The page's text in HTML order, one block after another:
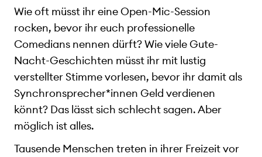
Wie oft müsst ihr eine Open-Mic-Session
rocken, bevor ihr euch professionelle
Comedians nennen dürft? Wie viele Gute-
Nacht-Geschichten müsst ihr mit lustig
verstellter Stimme vorlesen, bevor ihr damit als
Synchronsprecher*innen Geld verdienen
könnt? Das lässt sich schlecht sagen. Aber
möglich ist alles.
Tausende Menschen treten in ihrer Freizeit vor